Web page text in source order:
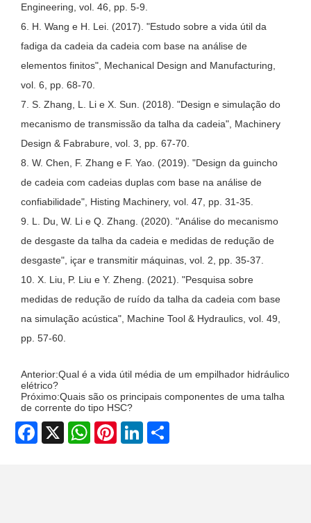
Engineering, vol. 46, pp. 5-9.
6. H. Wang e H. Lei. (2017). "Estudo sobre a vida útil da
fadiga da cadeia da cadeia com base na análise de
elementos finitos", Mechanical Design and Manufacturing,
vol. 6, pp. 68-70.
7. S. Zhang, L. Li e X. Sun. (2018). "Design e simulação do
mecanismo de transmissão da talha da cadeia", Machinery
Design & Fabrabure, vol. 3, pp. 67-70.
8. W. Chen, F. Zhang e F. Yao. (2019). "Design da guincho
de cadeia com cadeias duplas com base na análise de
confiabilidade", Histing Machinery, vol. 47, pp. 31-35.
9. L. Du, W. Li e Q. Zhang. (2020). "Análise do mecanismo
de desgaste da talha da cadeia e medidas de redução de
desgaste", içar e transmitir máquinas, vol. 2, pp. 35-37.
10. X. Liu, P. Liu e Y. Zheng. (2021). "Pesquisa sobre
medidas de redução de ruído da talha da cadeia com base
na simulação acústica", Machine Tool & Hydraulics, vol. 49,
pp. 57-60.
Anterior:Qual é a vida útil média de um empilhador hidráulico
elétrico?
Próximo:Quais são os principais componentes de uma talha
de corrente do tipo HSC?
Facebook
X WhatsAppPinterestLinkedIn